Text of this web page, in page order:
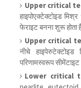
Upper critical
हाइपोएक्टेक्टोइड
फेराइट बनना शुरू होता
Upper critical
नीचे
परिणामस्वरूप
Lower critical